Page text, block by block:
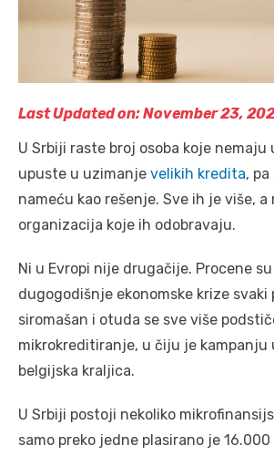
Last Updated on: November 23,
U Srbiji raste broj osoba koje nemaju
upuste u uzimanje velikih kredita,
nameću kao rešenje. Sve ih je više, a
organizacija koje ih odobravaju.
Ni u Evropi nije drugačije. Procene
dugogodišnje ekonomske krize svaki
siromašan i otuda se sve više
mikrokreditiranje, u čiju je kampanju
belgijska kraljica.
U Srbiji postoji nekoliko
samo preko jedne plasirano je